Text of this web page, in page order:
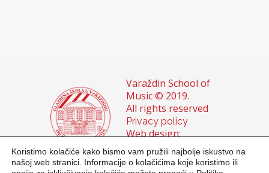
Varaždin School of
Music © 2019.
All rights reserved
Privacy policy
Web design:
Domagoj Sigur &
Sanja Buhin
Koristimo kolačiće kako bismo vam pružili najbolje iskustvo na
našoj web stranici. Informacije o kolačićima koje koristimo ili